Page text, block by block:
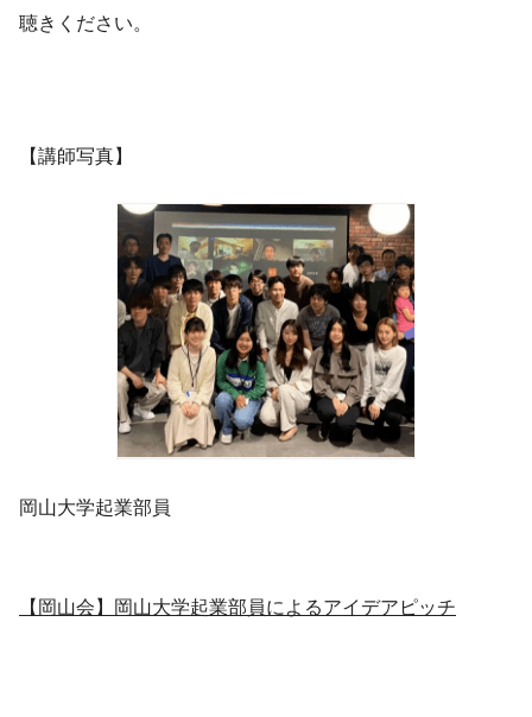
聴きください。
【講師写真】
岡山大学起業部員
【岡山会】岡山大学起業部員によるアイデアピッチ